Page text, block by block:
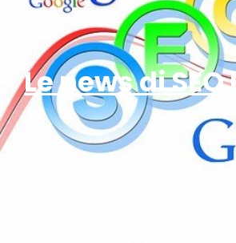
Le news di SEO